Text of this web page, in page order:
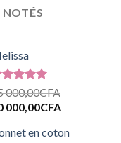
5.00
5
000,00CFA
000,00CFA
en coton